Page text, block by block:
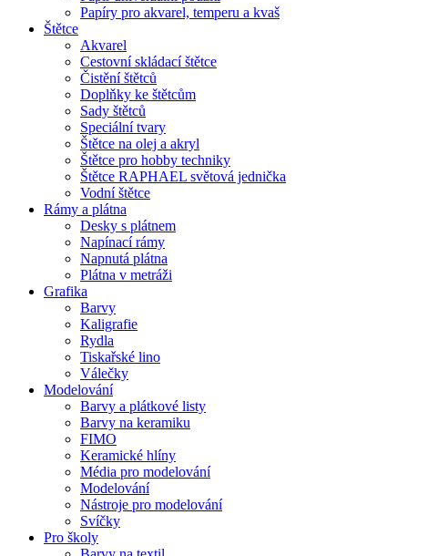
Papíry pro akvarel, temperu a kvaš
Štětce
Akvarel
Cestovní skládací štětce
Čistění štětců
Doplňky ke štětcům
Sady štětců
Speciální tvary
Štětce na olej a akryl
Štětce pro hobby techniky
Štětce RAPHAEL světová jednička
Vodní štětce
Rámy a plátna
Desky s plátnem
Napínací rámy
Napnutá plátna
Plátna v metráži
Grafika
Barvy
Kaligrafie
Rydla
Tiskařské lino
Válečky
Modelování
Barvy a plátkové listy
Barvy na keramiku
FIMO
Keramické hlíny
Média pro modelování
Modelování
Nástroje pro modelování
Svíčky
Pro školy